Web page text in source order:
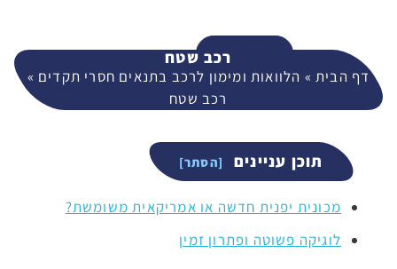
המשךרכב שטח
דף הבית » הלוואות ומימון לרכב בתנאים חסרי תקדים »
רכב שטח
תוכן עניינים
מכונית יפנית חדשה או אמריקאית משומשת?
לוגיקה פשוטה ופתרון זמין